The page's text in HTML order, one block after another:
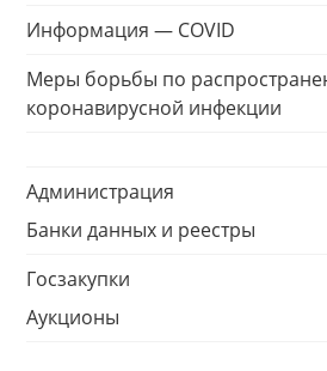
Информация — COVID
Меры борьбы по
коронавирусной инфекции
Администрация
Банки данных и реестры
Госзакупки
Аукционы